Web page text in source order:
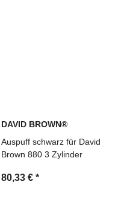
DAVID BROWN®
Auspuff schwarz für David
Brown 880 3 Zylinder
80,33 € *